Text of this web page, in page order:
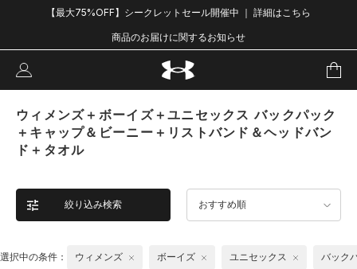
【最大75%OFF】シークレットセール開催中 ｜ 詳細はこちら
商品のお届けに関するお知らせ
ウィメンズ＋ボーイズ＋ユニセックス バックパック
＋キャップ＆ビーニー＋リストバンド＆ヘッドバン
ド＋タオル
絞り込み検索 おすすめ順
選択中の条件： ウィメンズ ボーイズ ユニセックス バック